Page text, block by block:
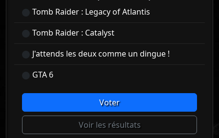
Tomb Raider : Legacy of Atlantis
Tomb Raider : Catalyst
J'attends les deux comme un dingue !
GTA 6
Voter
Voir les résultats